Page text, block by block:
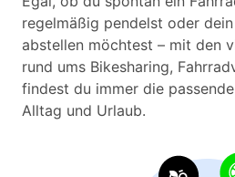
regelmäßig pendelst oder
abstellen möchtest – mit den
rund ums Bikesharing,
findest du immer die
Alltag und Urlaub.